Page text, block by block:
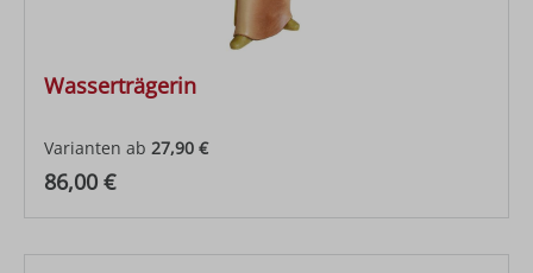
Wasserträgerin
Varianten ab 27,90 €
Regulärer Preis:
86,00 €